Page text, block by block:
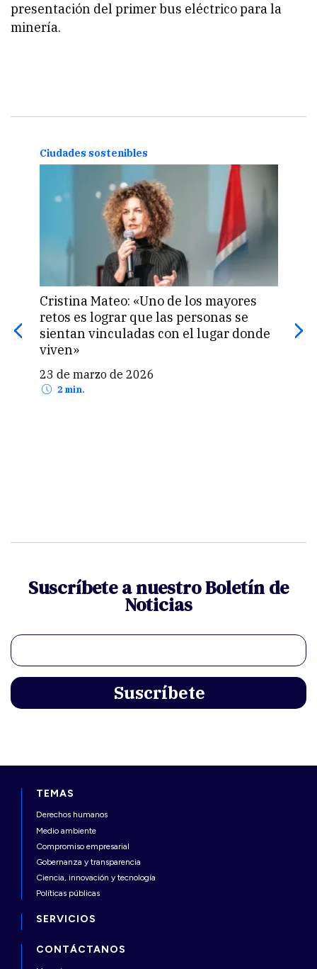
presentación del primer bus eléctrico para la
minería.
Ciudades sostenibles
Cristina Mateo: «Uno de los mayores
retos es lograr que las personas se
sientan vinculadas con el lugar donde
viven»
23 de marzo de 2026
2 min.
Suscríbete a nuestro Boletín de
Noticias
TEMAS
Derechos humanos
Medio ambiente
Compromiso empresarial
Gobernanza y transparencia
Ciencia, innovación y tecnología
Políticas públicas
SERVICIOS
CONTÁCTANOS